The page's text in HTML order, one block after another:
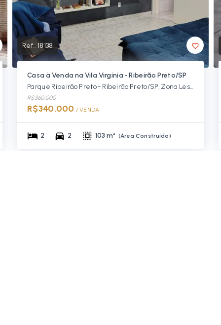
Ref.: 18138
Casa à Venda na Vila Virgínia - Ribeirão Preto/SP
Parque Ribeirão Preto - Ribeirão Preto/SP, Zona Leste
R$360.000
R$340.000 / VENDA
2 2 103 m² (Área Construída)